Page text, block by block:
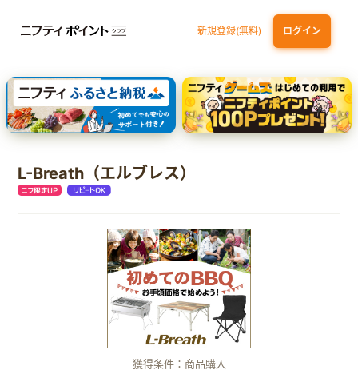
新規登録(無料) ログイン
dカード 九州カードNEXT JCB ORIGINAL SERIES：JCBカード S
三井住友カード ゴールド（NL）（家族カード発行）
【実質初月無料】DMM | Disney+(ディズニープラス) セットプラン
L-Breath（エルブレス）
獲得条件：商品購入